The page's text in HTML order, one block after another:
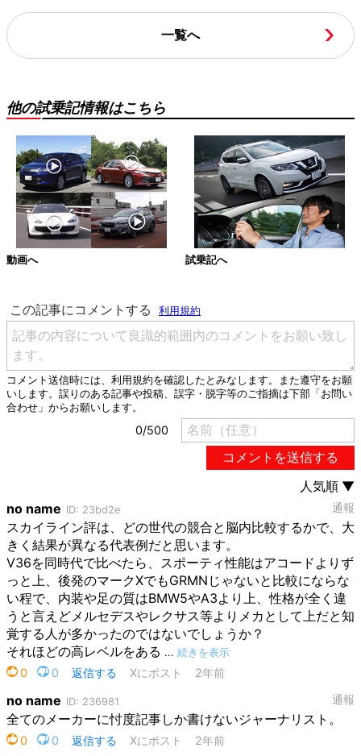
一覧へ
他の試乗記情報はこちら
動画へ 試乗記へ